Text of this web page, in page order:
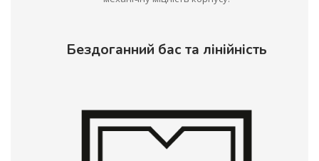
Бездоганний бас та лінійність